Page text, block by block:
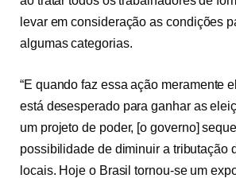
levar em consideração as condições
algumas categorias.
“E quando faz essa ação meramente
está desesperado para ganhar as
um projeto de poder, [o governo]
possibilidade de diminuir a tributação
locais. Hoje o Brasil tornou-se um